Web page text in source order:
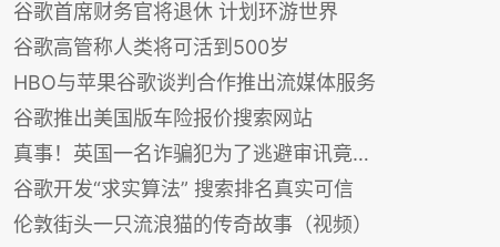
谷歌首席财务官将退休 计划环游世界
谷歌高管称人类将可活到500岁
HBO与苹果谷歌谈判合作推出流媒体服务
谷歌推出美国版车险报价搜索网站
真事！英国一名诈骗犯为了逃避审讯竟假装昏迷了两年！
谷歌开发“求实算法” 搜索排名真实可信
伦敦街头一只流浪猫的传奇故事（视频）